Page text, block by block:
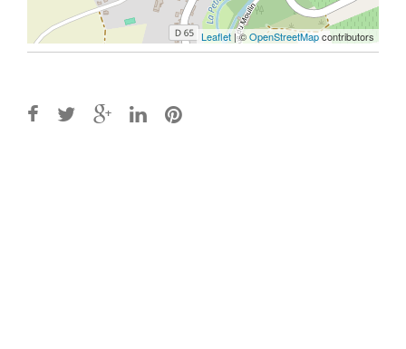
Leaflet | ©OpenStreetMapcontributors